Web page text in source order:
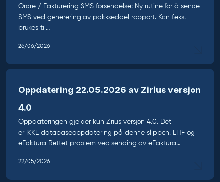
Ordre / Fakturering SMS forsendelse: Ny rutine for å sende
SMS ved generering av pakkseddel rapport. Kan f.eks.
brukes til…
26/06/2026
Oppdatering 22.05.2026 av Zirius versjon
4.0
Oppdateringen gjelder kun Zirius versjon 4.0. Det
er IKKE databaseoppdatering på denne slippen. EHF og
eFaktura Rettet problem ved sending av eFaktura…
22/05/2026